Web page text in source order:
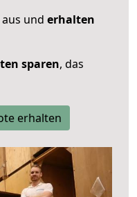
und erhalten
sparen, das
erhalten